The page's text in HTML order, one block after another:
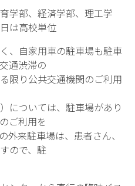
学部、経済学部、理工学
は高校単位
自家用車の駐車場も駐車
通渋滞の
り公共交通機関のご利用
ついては、駐車場があり
ご利用を
来駐車場は、患者さん、
ので、駐